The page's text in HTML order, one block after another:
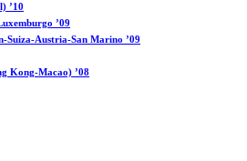
’10
’09
Suiza-Austria-San Marino ’09
Kong-Macao) ’08